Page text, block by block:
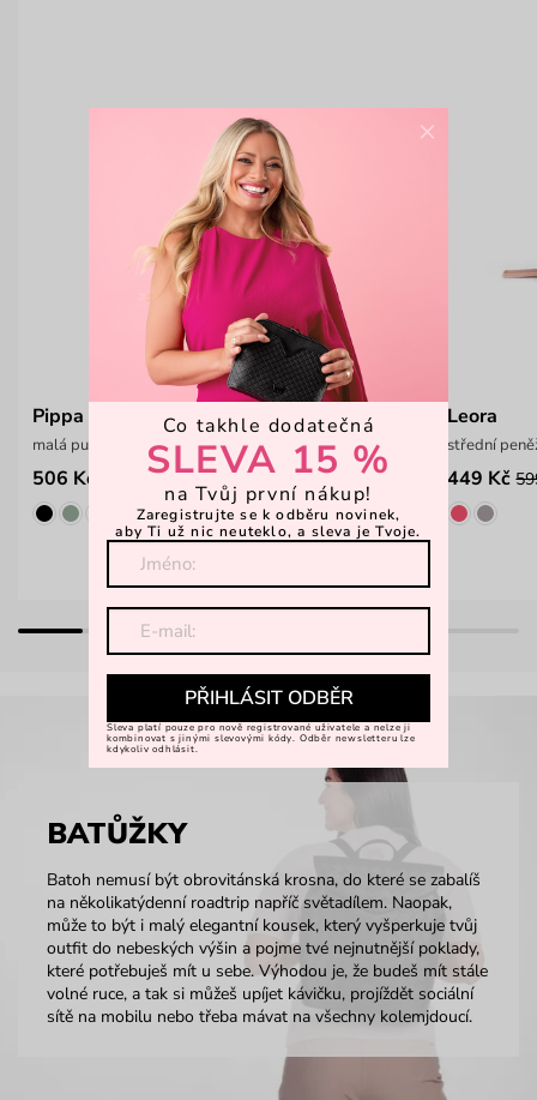
Pippa Mini Black
malá puntíkatá peněženka na patent
506 Kč 649 Kč
Leora
střední
449 Kč
BATŮŽKY
Batoh nemusí být obrovitánská krosna, do které se zabalíš
na několikatýdenní roadtrip napříč světadílem. Naopak,
může to být i malý elegantní kousek, který vyšperkuje tvůj
outfit do nebeských výšin a pojme tvé nejnutnější poklady,
které potřebuješ mít u sebe. Výhodou je, že budeš mít stále
volné ruce, a tak si můžeš upíjet kávičku, projíždět sociální
sítě na mobilu nebo třeba mávat na všechny kolemjdoucí.
×
Co takhle dodatečná
SLEVA 15 %
na Tvůj první nákup!
Zaregistrujte se k odběru novinek,
aby Ti už nic neuteklo, a sleva je Tvoje.
PŘIHLÁSIT ODBĚR
Sleva platí pouze pro nově registrované uživatele a nelze ji
kombinovat s jinými slevovými kódy. Odběr newsletteru lze
kdykoliv odhlásit.